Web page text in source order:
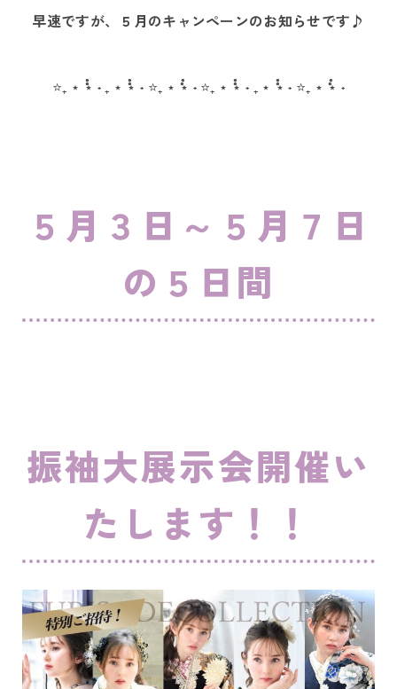
早速ですが、５月のキャンペーンのお知らせです♪
⭐₊ ⋆ ˚˚⋆ ˖ ₊ ⋆ ˚˚⋆ ˖ ⭐️₊ ⋆ ˚˚⋆ ˖ ⭐₊ ⋆ ˚˚⋆ ˖ ₊ ⋆ ˚˚⋆ ˖ ⭐️₊ ⋆ ˚˚⋆ ˖
５月３日～５月７日
の５日間
振袖大展示会開催い
たします！！